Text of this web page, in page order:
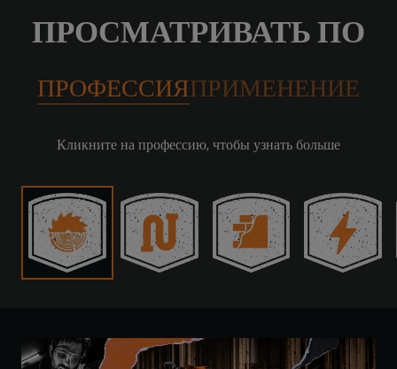
ПРОСМАТРИВАТЬ ПО
ПРОФЕССИЯПРИМЕНЕНИЕ
Кликните на профессию, чтобы узнать больше